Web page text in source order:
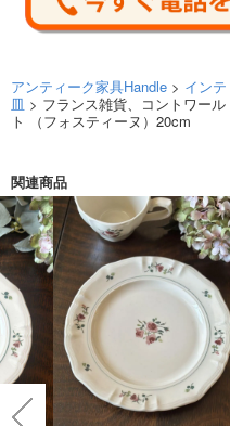
アンティーク家具Handle > イン
皿 > フランス雑貨、コントワー
ト （フォスティーヌ）20cm
関連商品